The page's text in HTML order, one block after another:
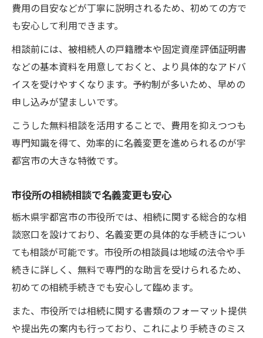
費用の目安などが丁寧に説明されるため、初めての方で
も安心して利用できます。
相談前には、被相続人の戸籍謄本や固定資産評価証明書
などの基本資料を用意しておくと、より具体的なアドバ
イスを受けやすくなります。予約制が多いため、早めの
申し込みが望ましいです。
こうした無料相談を活用することで、費用を抑えつつも
専門知識を得て、効率的に名義変更を進められるのが宇
都宮市の大きな特徴です。
市役所の相続相談で名義変更も安心
栃木県宇都宮市の市役所では、相続に関する総合的な相
談窓口を設けており、名義変更の具体的な手続きについ
ても相談が可能です。市役所の相談員は地域の法令や手
続きに詳しく、無料で専門的な助言を受けられるため、
初めての相続手続きでも安心して臨めます。
また、市役所では相続に関する書類のフォーマット提供
や提出先の案内も行っており、これにより手続きのミス